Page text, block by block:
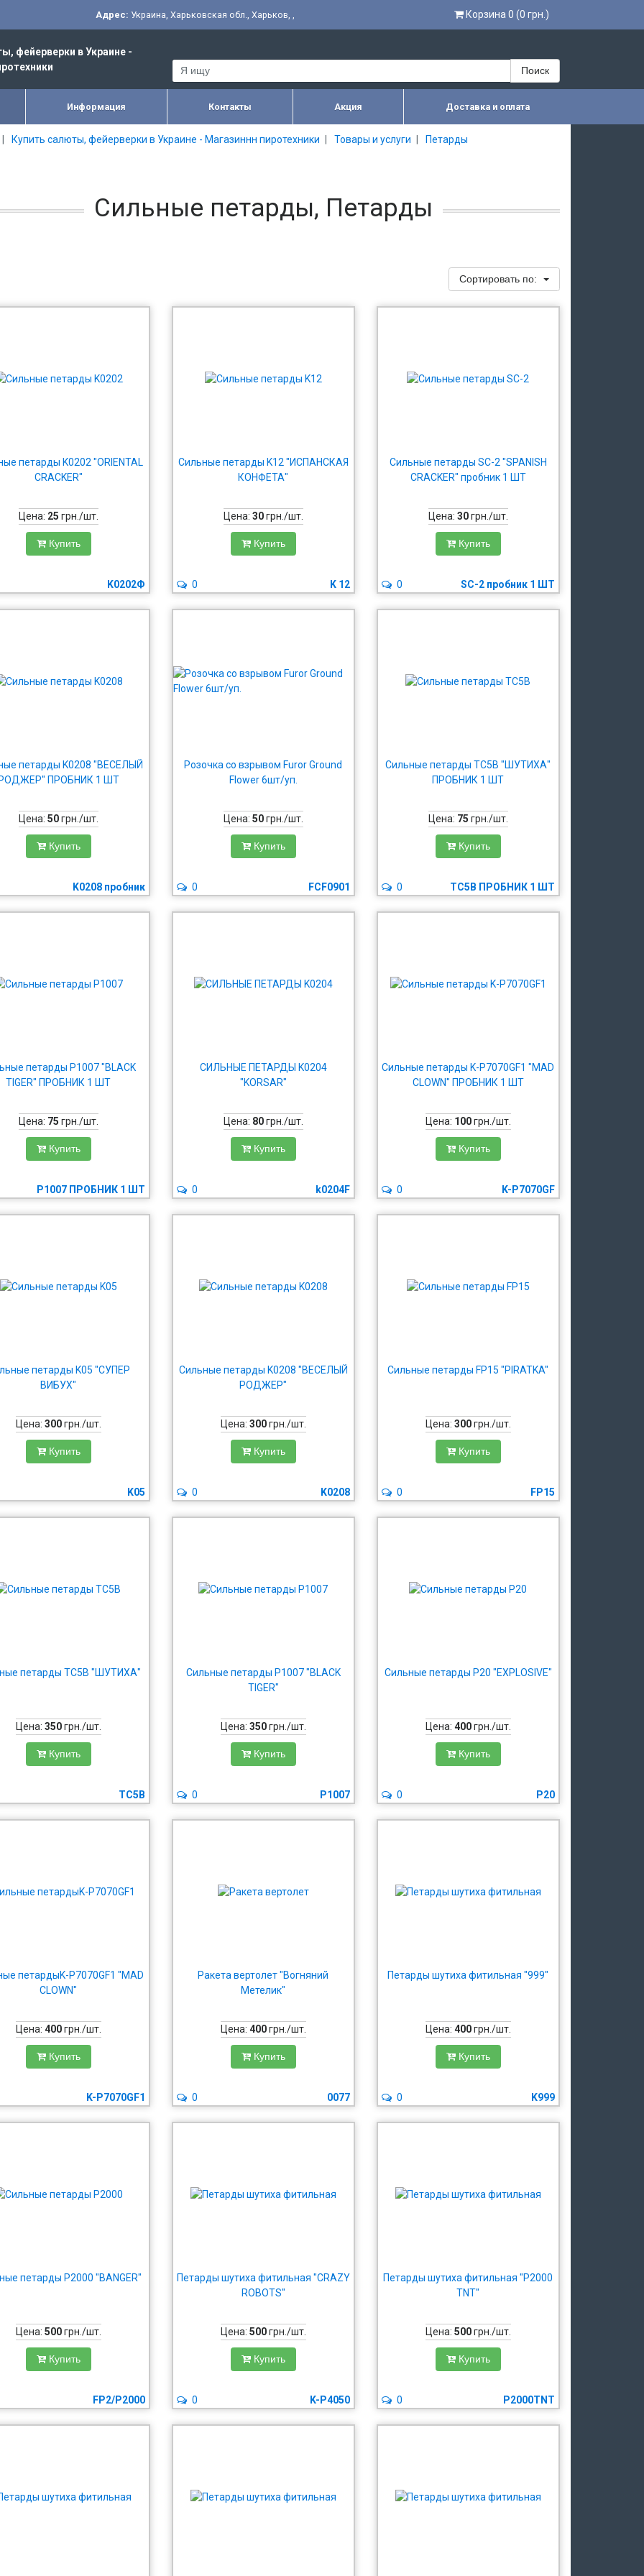
Адрес: Украина Харьковская обл. Харьков Корзина 0 (0 грн.)
фейерверки в Украине -
Поиск
Информация Контакты Акция Доставка и оплата
Купить салюты, фейерверки в Украине - Магазиннн пиротехники Товары и услуги Петарды
Сильные петарды, Петарды
Сортировать по:
петарды K0202 "ORIENTAL
CRACKER"
Цена: 25 грн./шт.
Купить
K0202Ф
Сильные петарды K12 "ИСПАНСКАЯ
КОНФЕТА"
Цена: 30грн./шт.
Купить
K 12
0
Сильные петарды SC-2 "SPANISH
CRACKER" пробник 1 ШТ
Цена: 30грн./шт.
Купить
SC-2 пробник 1 ШТ
0
петарды K0208 "ВЕСЕЛЫЙ
ПРОБНИК 1 ШТ
Цена: 50грн./шт.
Купить
K0208 пробник
Розочка со взрывом Furor Ground
Flower 6шт/уп.
Цена: 50грн./шт.
Купить
FCF0901
0
Сильные петарды TC5B "ШУТИХА"
ПРОБНИК 1 ШТ
Цена: 75 грн./шт.
Купить
TC5B ПРОБНИК 1 ШТ
0
петарды P1007 "BLACK
TIGER" ПРОБНИК 1 ШТ
Цена: 75 грн./шт.
Купить
P1007 ПРОБНИК 1 ШТ
СИЛЬНЫЕ ПЕТАРДЫ K0204
"KORSAR"
Цена: 80грн./шт.
Купить
k0204F
0
Сильные петарды K-P7070GF1 "MAD
CLOWN" ПРОБНИК 1 ШТ
Цена: 100грн./шт.
Купить
K-P7070GF
0
петарды K05 "СУПЕР
ВИБУХ"
Цена: 300грн./шт.
Купить
K05
Cильные петарды K0208 "ВЕСЕЛЫЙ
РОДЖЕР"
Цена: 300грн./шт.
Купить
K0208
0
Сильные петарды FP15 "PIRATKA"
Цена: 300грн./шт.
Купить
FP15
0
петарды TC5B "ШУТИХА"
Цена: 350грн./шт.
Купить
TC5B
Сильные петарды P1007 "BLACK
TIGER"
Цена: 350грн./шт.
Купить
P1007
0
Сильные петарды P20 "EXPLOSIVE"
Цена: 400грн./шт.
Купить
P20
0
петардыK-P7070GF1 "MAD
CLOWN"
Цена: 400грн./шт.
Купить
K-P7070GF1
Ракета вертолет "Вогняний
Метелик"
Цена: 400грн./шт.
Купить
0077
0
Петарды шутиха фитильная "999"
Цена: 400грн./шт.
Купить
K999
0
петарды P2000 "BANGER"
Цена: 500грн./шт.
Купить
FP2/P2000
Петарды шутиха фитильная "CRAZY
ROBOTS"
Цена: 500грн./шт.
Купить
K-P4050
0
Петарды шутиха фитильная "Р2000
TNT"
Цена: 500грн./шт.
Купить
P2000TNT
0